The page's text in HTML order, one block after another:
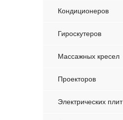
Кондиционеров
Гироскутеров
Массажных кресел
Проекторов
Электрических плит